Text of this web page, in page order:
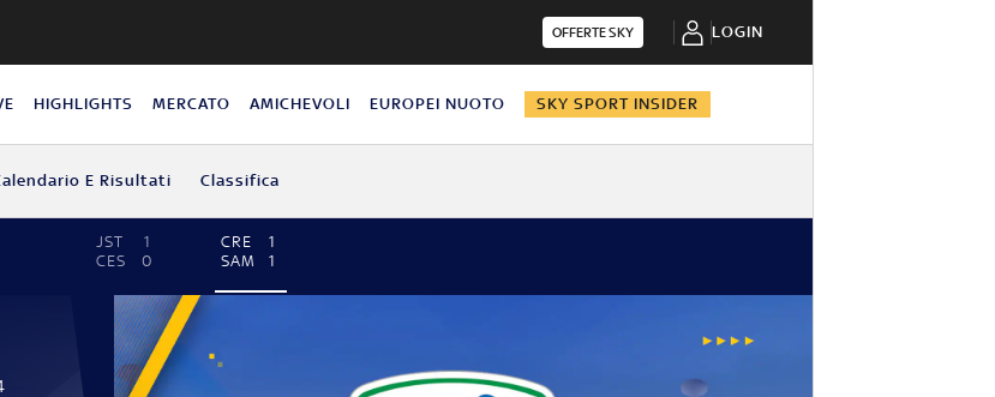
OFFERTE SKY LOGIN
HIGHLIGHTS MERCATO AMICHEVOLI EUROPEI NUOTO SKY SPORT INSIDER
E Risultati Classifica
JST
1
CES
0
CRE
1
SAM
1